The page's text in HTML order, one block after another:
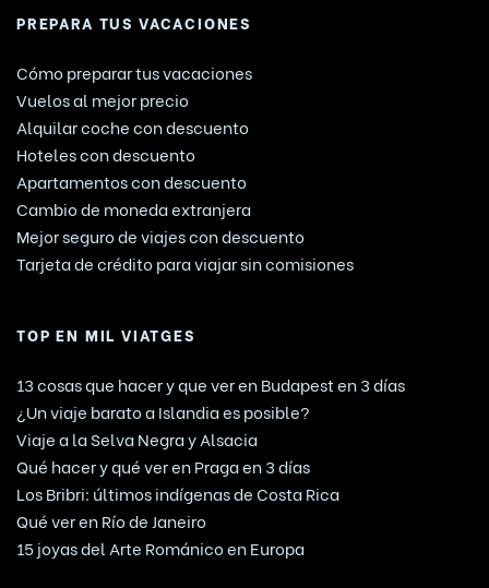
PREPARA TUS VACACIONES
Cómo preparar tus vacaciones
Vuelos al mejor precio
Alquilar coche con descuento
Hoteles con descuento
Apartamentos con descuento
Cambio de moneda extranjera
Mejor seguro de viajes con descuento
Tarjeta de crédito para viajar sin comisiones
TOP EN MIL VIATGES
13 cosas que hacer y que ver en Budapest en 3 días
¿Un viaje barato a Islandia es posible?
Viaje a la Selva Negra y Alsacia
Qué hacer y qué ver en Praga en 3 días
Los Bribri: últimos indígenas de Costa Rica
Qué ver en Río de Janeiro
15 joyas del Arte Románico en Europa